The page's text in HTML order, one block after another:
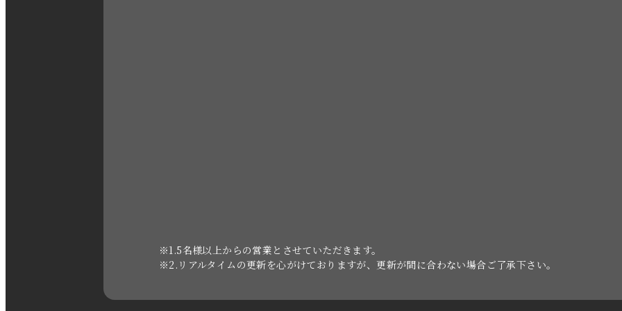
※1.5名様以上からの営業とさせていただきます。
※2.リアルタイムの更新を心がけておりますが、更新が間に合わない場合ご了承下さい。